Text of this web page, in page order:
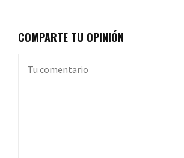
COMPARTE TU OPINIÓN